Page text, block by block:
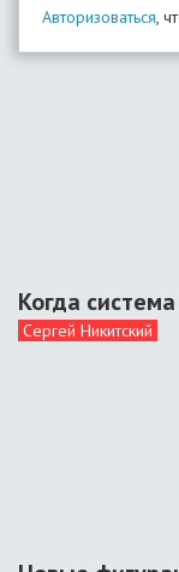
Авторизоваться,
Когда
Сергей Никитский